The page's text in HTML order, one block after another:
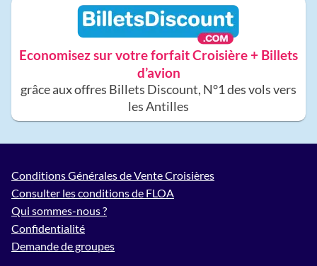
Economisez sur votre forfait Croisière + Billets
d’avion
grâce aux offres Billets Discount, N°1 des vols vers
les Antilles
Conditions Générales de Vente Croisières
Consulter les conditions de FLOA
Qui sommes-nous ?
Confidentialité
Demande de groupes